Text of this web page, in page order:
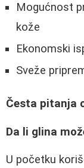
Mogućnost
kože
Ekonomski
Sveže
Česta pitanja
Da li glina
U početku